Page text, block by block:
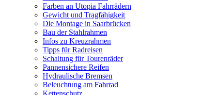
Farben an Utopia Fahrrädern
Gewicht und Tragfähigkeit
Die Montage in Saarbrücken
Bau der Stahlrahmen
Infos zu Kreuzrahmen
Tipps für Radreisen
Schaltung für Tourenräder
Pannensichere Reifen
Hydraulische Bremsen
Beleuchtung am Fahrrad
Kettenschutz